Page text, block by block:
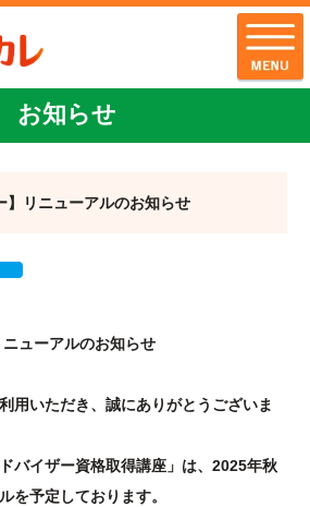
いて
お知らせ
】リニューアルのお知らせ
ューアルのお知らせ
用いただき、誠にありがとうございま
バイザー資格取得講座」は、2025年秋
を予定しております。